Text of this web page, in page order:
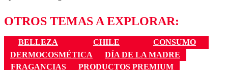
OTROS TEMAS A EXPLORAR:
BELLEZA CHILE
CONSUMO
DERMOCOSMÉTICA
DÍA DE LA MADRE
FRAGANCIAS
PRODUCTOS PREMIUM